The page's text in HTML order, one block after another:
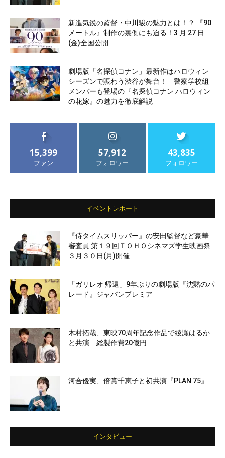
新進気鋭の監督・中川駿の魅力とは！？ 『90
メートル』制作の裏側にも迫る！3 月 27 日
(金)全国公開
劇場版「名探偵コナン」最新作はハロウィン
シーズンで賑わう渋谷が舞台！ 警察学校組
メンバーも登場の『名探偵コナン ハロウィン
の花嫁』の魅力を徹底解説
15,399
ファン
57,912
フォロワー
43,835
フォロワー
イベントレポート
『侍タイムスリッパー』の安田監督など豪華
審査員 第１９回ＴＯＨＯシネマズ学生映画祭
３月３０日(月)開催
「ガリレオ 帰還」9年ぶりの劇場版『沈黙のパ
レード』ジャパンプレミア
木村拓哉、東映70周年記念作品で綾瀬はるか
と共演 総製作費20億円
河合優実、倍賞千恵子と初共演『PLAN 75』
インタビュー